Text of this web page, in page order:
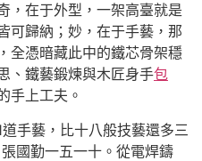
，在于外型，一架高臺就是
可歸納；妙，在于手藝，那
全憑暗藏此中的鐵芯骨架穩
、鐵藝鍛煉與木匠身手包
手上工夫。
手藝，比十八般技藝還多三
國勤一五一十。從電焊鑄